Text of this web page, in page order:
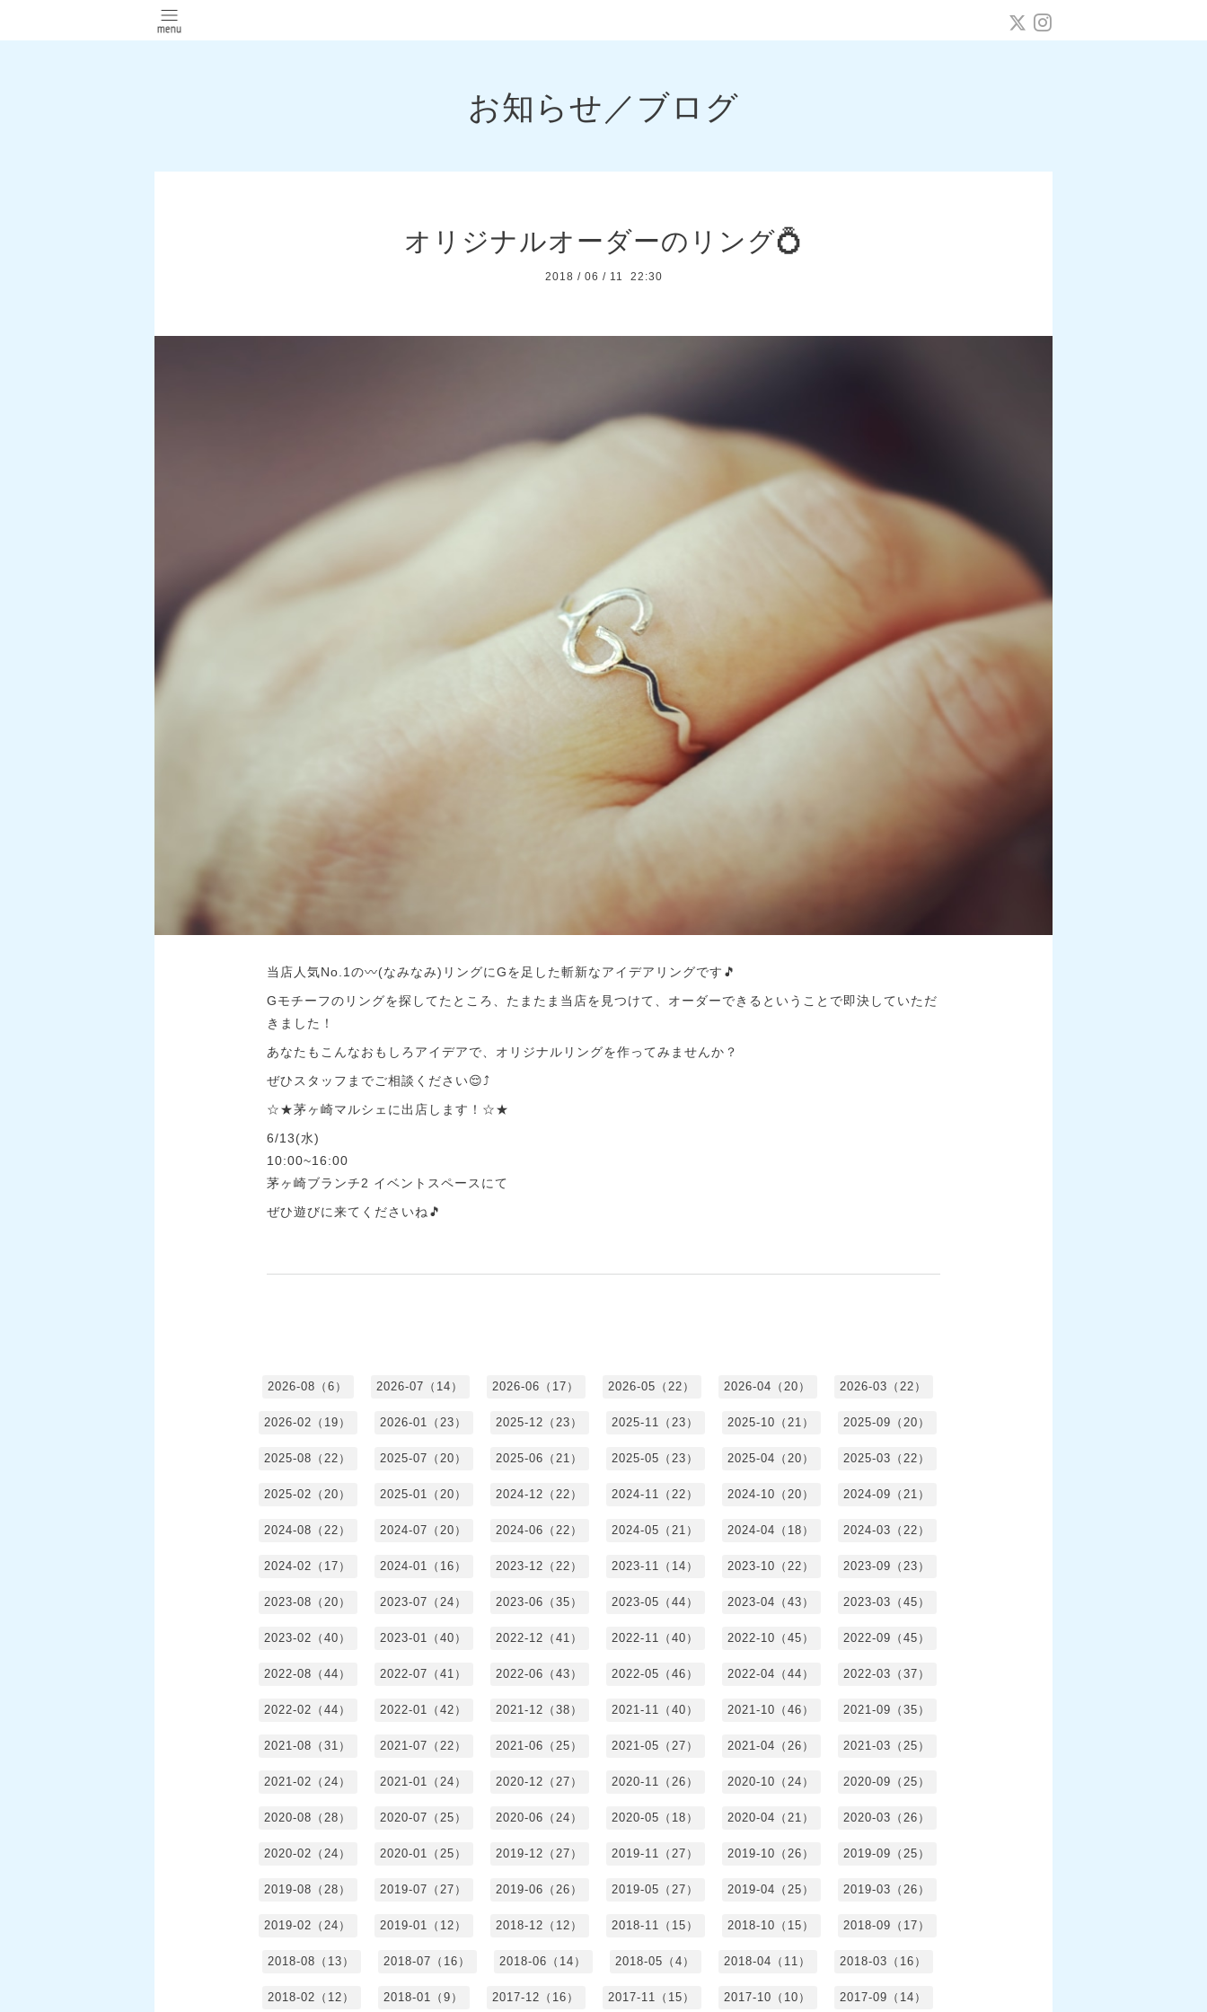
お知らせ／ブログ
オリジナルオーダーのリング💍
2018 / 06 / 11 22:30
当店人気No.1の〰️(なみなみ)リングにGを足した斬新なアイデアリングです🎵
Gモチーフのリングを探してたところ、たまたま当店を見つけて、オーダーできるということで即決していただ
きました！
あなたもこんなおもしろアイデアで、オリジナルリングを作ってみませんか？
ぜひスタッフまでご相談ください😌⤴️
☆★茅ヶ崎マルシェに出店します！☆★
6/13(水)
10:00~16:00
茅ヶ崎ブランチ2 イベントスペースにて
ぜひ遊びに来てくださいね🎵
2026-08（6） 2026-07（14） 2026-06（17） 2026-05（22） 2026-04（20） 2026-03（22）
2026-02（19） 2026-01（23） 2025-12（23） 2025-11（23） 2025-10（21） 2025-09（20）
2025-08（22） 2025-07（20） 2025-06（21） 2025-05（23） 2025-04（20） 2025-03（22）
2025-02（20） 2025-01（20） 2024-12（22） 2024-11（22） 2024-10（20） 2024-09（21）
2024-08（22） 2024-07（20） 2024-06（22） 2024-05（21） 2024-04（18） 2024-03（22）
2024-02（17） 2024-01（16） 2023-12（22） 2023-11（14） 2023-10（22） 2023-09（23）
2023-08（20） 2023-07（24） 2023-06（35） 2023-05（44） 2023-04（43） 2023-03（45）
2023-02（40） 2023-01（40） 2022-12（41） 2022-11（40） 2022-10（45） 2022-09（45）
2022-08（44） 2022-07（41） 2022-06（43） 2022-05（46） 2022-04（44） 2022-03（37）
2022-02（44） 2022-01（42） 2021-12（38） 2021-11（40） 2021-10（46） 2021-09（35）
2021-08（31） 2021-07（22） 2021-06（25） 2021-05（27） 2021-04（26） 2021-03（25）
2021-02（24） 2021-01（24） 2020-12（27） 2020-11（26） 2020-10（24） 2020-09（25）
2020-08（28） 2020-07（25） 2020-06（24） 2020-05（18） 2020-04（21） 2020-03（26）
2020-02（24） 2020-01（25） 2019-12（27） 2019-11（27） 2019-10（26） 2019-09（25）
2019-08（28） 2019-07（27） 2019-06（26） 2019-05（27） 2019-04（25） 2019-03（26）
2019-02（24） 2019-01（12） 2018-12（12） 2018-11（15） 2018-10（15） 2018-09（17）
2018-08（13） 2018-07（16） 2018-06（14） 2018-05（4） 2018-04（11） 2018-03（16）
2018-02（12） 2018-01（9） 2017-12（16） 2017-11（15） 2017-10（10） 2017-09（14）